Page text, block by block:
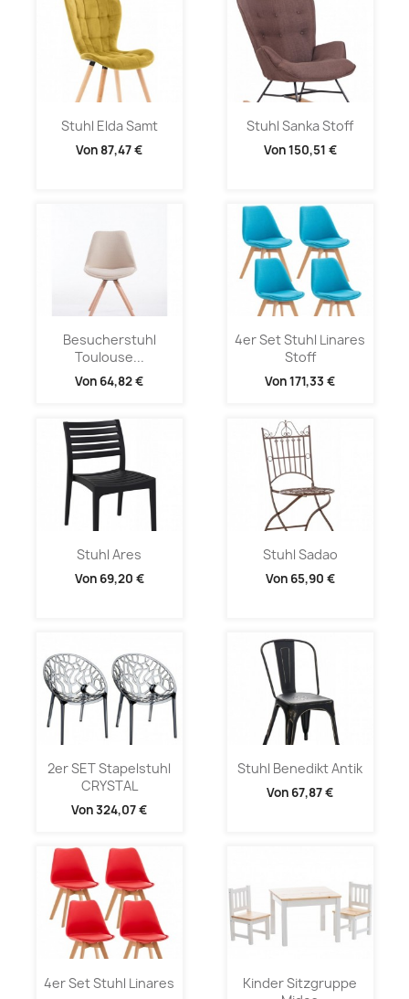
Stuhl Elda Samt
Von 87,47 €
Stuhl Sanka Stoff
Von150,51 €
Besucherstuhl
Toulouse...
Von 64,82 €
4er Set Stuhl Linares
Stoff
Von171,33 €
Stuhl Ares
Von 69,20 €
Stuhl Sadao
Von 65,90 €
2er SET Stapelstuhl
CRYSTAL
Von324,07 €
Stuhl Benedikt Antik
Von 67,87 €
4er Set Stuhl Linares
Kinder Sitzgruppe